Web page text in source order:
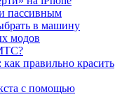
пассивным
в машину
модов
правильно красить
с помощью